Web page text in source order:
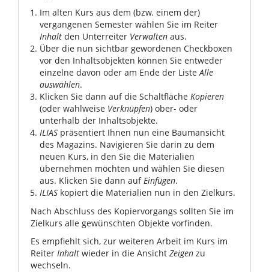
Im alten Kurs aus dem (bzw. einem der)
vergangenen Semester wählen Sie im Reiter
Inhalt den Unterreiter Verwalten aus.
Über die nun sichtbar gewordenen Checkboxen
vor den Inhaltsobjekten können Sie entweder
einzelne davon oder am Ende der ListeAlle
auswählen.
Klicken Sie dann auf die Schaltfläche Kopieren
(oder wahlweise Verknüpfen) ober- oder
unterhalb der Inhaltsobjekte.
ILIAS präsentiert Ihnen nun eine Baumansicht
des Magazins. Navigieren Sie darin zu dem
neuen Kurs, in den Sie die Materialien
übernehmen möchten und wählen Sie diesen
aus. Klicken Sie dann aufEinfügen.
ILIAS kopiert die Materialien nun in den Zielkurs.
Nach Abschluss des Kopiervorgangs sollten Sie im
Zielkurs alle gewünschten Objekte vorfinden.
Es empfiehlt sich, zur weiteren Arbeit im Kurs im
Reiter Inhalt wieder in die Ansicht Zeigen zu
wechseln.